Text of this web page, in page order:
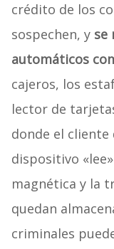
crédito de los
sospechen, y se
automáticos
cajeros, los
lector de
donde el
dispositivo
magnética y la
quedan
criminales